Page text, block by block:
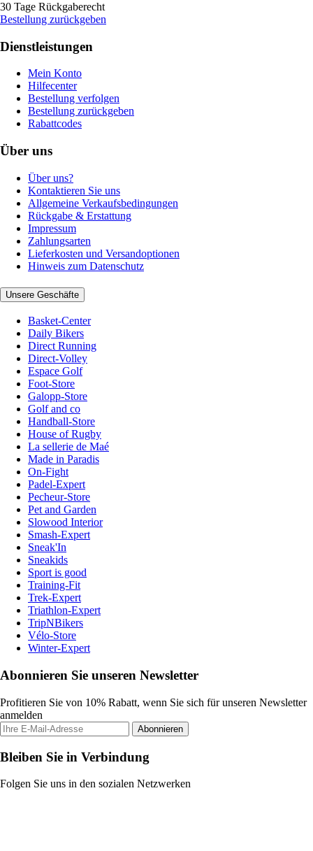
30 Tage Rückgaberecht
Bestellung zurückgeben
Dienstleistungen
Mein Konto
Hilfecenter
Bestellung verfolgen
Bestellung zurückgeben
Rabattcodes
Über uns
Über uns?
Kontaktieren Sie uns
Allgemeine Verkaufsbedingungen
Rückgabe & Erstattung
Impressum
Zahlungsarten
Lieferkosten und Versandoptionen
Hinweis zum Datenschutz
Unsere Geschäfte
Basket-Center
Daily Bikers
Direct Running
Direct-Volley
Espace Golf
Foot-Store
Galopp-Store
Golf and co
Handball-Store
House of Rugby
La sellerie de Maé
Made in Paradis
On-Fight
Padel-Expert
Pecheur-Store
Pet and Garden
Slowood Interior
Smash-Expert
Sneak'In
Sneakids
Sport is good
Training-Fit
Trek-Expert
Triathlon-Expert
TripNBikers
Vélo-Store
Winter-Expert
Abonnieren Sie unseren Newsletter
Profitieren Sie von 10% Rabatt, wenn Sie sich für unseren Newsletter
anmelden
Abonnieren
Bleiben Sie in Verbindung
Folgen Sie uns in den sozialen Netzwerken